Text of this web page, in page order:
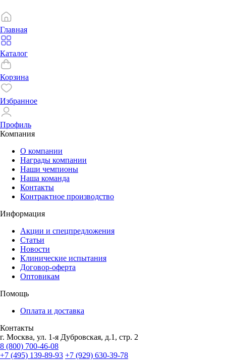
Главная
Каталог
Корзина
Избранное
Профиль
Компания
О компании
Награды компании
Наши чемпионы
Наша команда
Контакты
Контрактное производство
Информация
Акции и спецпредложения
Статьи
Новости
Клинические испытания
Договор-оферта
Оптовикам
Помощь
Оплата и доставка
Контакты
г. Москва, ул. 1-я Дубровская, д.1, стр. 2
8 (800) 700-46-08
+7 (495) 139-89-93 +7 (929) 630-39-78